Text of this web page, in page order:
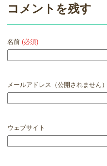
コメントを残す
名前 (必須)
メールアドレス（公開されません）
ウェブサイト